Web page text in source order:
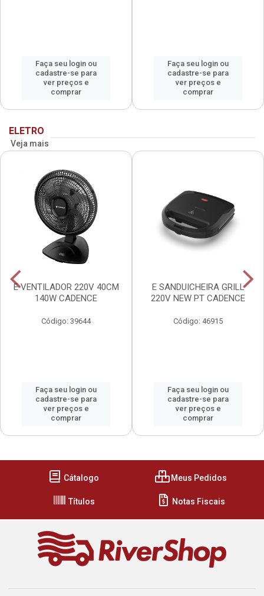
Faça seu login ou
cadastre-se para
ver preços e
comprar
Faça seu login ou
cadastre-se para
ver preços e
comprar
ELETRO
Veja mais
E VENTILADOR 220V 40CM
140W CADENCE
Código: 39644
Faça seu login ou
cadastre-se para
ver preços e
comprar
E SANDUICHEIRA GRILL
220V NEW PT CADENCE
Código: 46915
Faça seu login ou
cadastre-se para
ver preços e
comprar
Cátalogo Meus Pedidos
Títulos Notas Fiscais